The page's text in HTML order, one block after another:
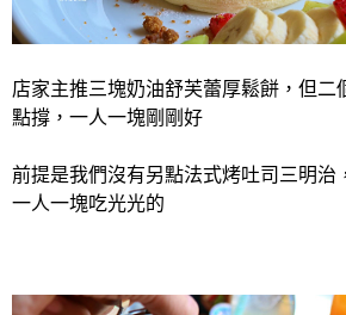
店家主推三塊奶油舒芙蕾厚鬆餅，但二
點撐，一人一塊剛剛好
前提是我們沒有另點法式烤吐司三明治
一人一塊吃光光的